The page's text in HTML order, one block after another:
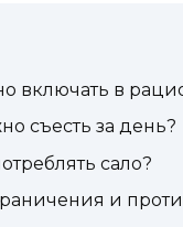
включать в
съесть за день?
сало?
и